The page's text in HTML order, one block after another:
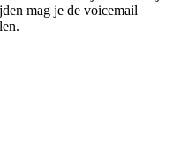
mag je de voicemail